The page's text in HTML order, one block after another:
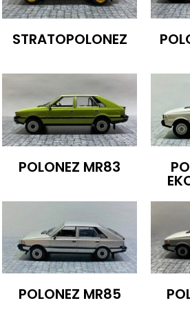
STRATOPOLONEZ
POLONEZ MR83
POLONEZ MR85